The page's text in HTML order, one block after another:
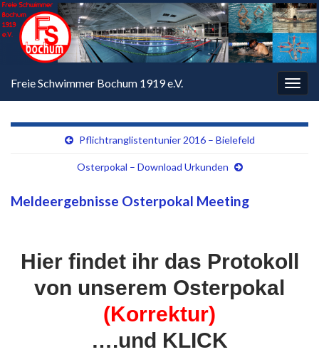
Freie Schwimmer Bochum 1919 e.V.
Pflichtranglistentunier 2016 – Bielefeld
Osterpokal – Download Urkunden
Meldeergebnisse Osterpokal Meeting
Hier findet ihr das Protokoll
von unserem Osterpokal
(Korrektur)
….und KLICK